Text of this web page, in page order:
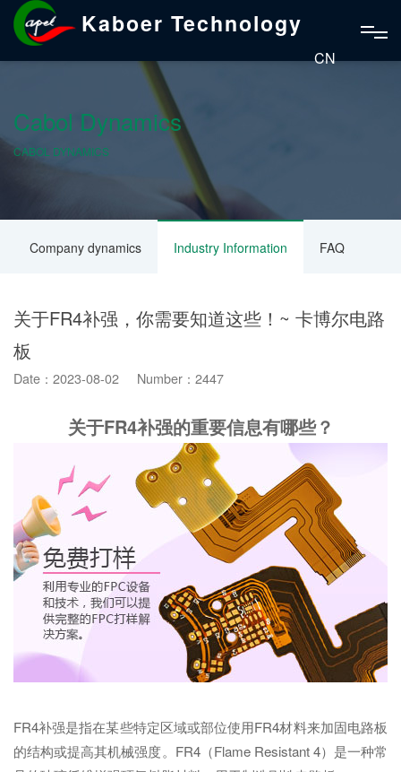
Kaboer Technology
CN
Cabol Dynamics
CABOL DYNAMICS
Company dynamics Industry Information FAQ
关于FR4补强，你需要知道这些！~ 卡博尔电路
板
Date：2023-08-02 Number：2447
关于FR4补强的重要信息有哪些？
FR4补强是指在某些特定区域或部位使用FR4材料来加固电路板
的结构或提高其机械强度。FR4（Flame Resistant 4）是一种常